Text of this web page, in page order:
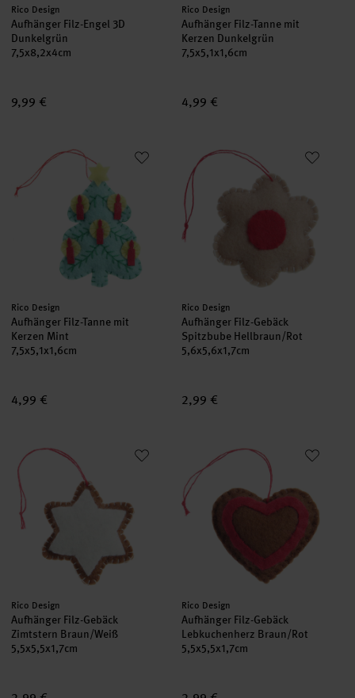
Hersteller:
Rico Design
Aufhänger Filz-Engel 3D
Dunkelgrün
7,5x8,2x4cm
9,99 €
Hersteller:
Rico Design
Aufhänger Filz-Tanne mit
Kerzen Dunkelgrün
7,5x5,1x1,6cm
4,99 €
Aufhänger Filz-Tanne mit Kerzen Mint
Hersteller:
Rico Design
Aufhänger Filz-Tanne mit
Kerzen Mint
7,5x5,1x1,6cm
4,99 €
Aufhänger Filz-Gebäck
Hersteller:
Rico Design
Aufhänger Filz-Gebäck
Spitzbube Hellbraun/Rot
5,6x5,6x1,7cm
2,99 €
Aufhänger Filz-Gebäck Zimtstern Braun/Weiß
Hersteller:
Rico Design
Aufhänger Filz-Gebäck
Zimtstern Braun/Weiß
5,5x5,5x1,7cm
Aufhänger Filz-Gebäck
Hersteller:
Rico Design
Aufhänger Filz-Gebäck
Lebkuchenherz Braun/Rot
5,5x5,5x1,7cm